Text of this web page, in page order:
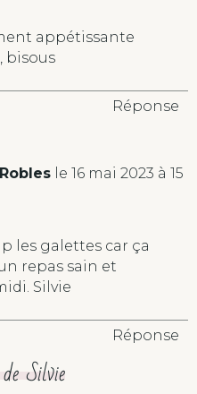
appétissante
bisous
Réponse
le 16 mai 2023 à 15
les galettes car ça
repas sain et
Silvie
Réponse
Silvie